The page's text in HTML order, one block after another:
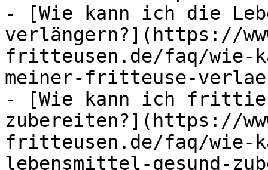
- [Wie kann ich die
verlängern?](https://
fritteusen.de/faq/wie-
meiner-fritteuse-
- [Wie kann ich
zubereiten?](https://
fritteusen.de/faq/
lebensmittel-gesund-